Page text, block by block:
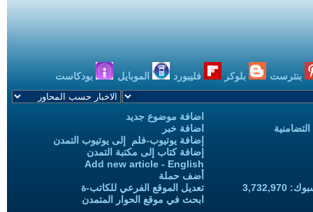
بنترست بلوكر فليبورد الموبايل بودكاست
اضافة موضوع جديد
اضافة خبر
إضافة يوتيوب-فلم إلى يوتيوب التمدن
إضافة كتاب إلى مكتبة التمدن
Add new article - English
أضف حملة
تعديل الموقع الفرعي للكاتب-ة
ابحث في موقع الحوار المتمدن